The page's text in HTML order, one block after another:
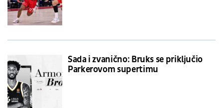
Sada i zvanično: Bruks se priključio
Parkerovom supertimu